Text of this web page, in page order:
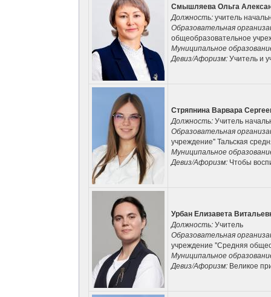
Смышляева Ольга
Должность:учитель
Образовательная
общеобразовательное
Муниципальное
Девиз/Афоризм:Учитель и
Стряпнина Варвара
Должность:Учитель
Образовательная
учреждение" Тальская
Муниципальное
Девиз/Афоризм: Чтобы
Урбан Елизавета
Должность:Учитель
Образовательная
учреждение "Средняя
Муниципальное
Девиз/Афоризм: Великое